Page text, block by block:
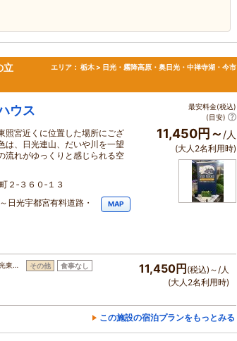
立
エリア： 栃木 > 日光・霧降高原・奥日光・中禅寺湖・今市
ウス
照宮近くに位置した場所にござ
は、日光連山、だいや川を一望
流れがゆっくりと感じられる空
２‐３６０‐１３
日光宇都宮有料道路・
MAP
最安料金(税込)
(目安)
11,450円～ /人
(大人2名利用時)
東… その他 食事なし 11,450円 (税込)～/人
(大人2名利用時)
この施設の宿泊プランをもっとみる